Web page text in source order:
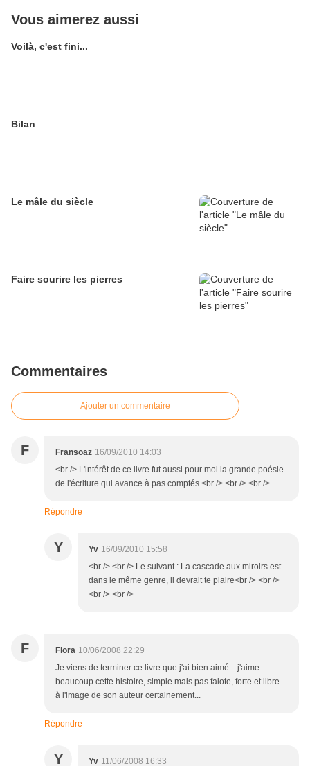
Vous aimerez aussi
Voilà, c'est fini...
Bilan
Le mâle du siècle
Faire sourire les pierres
Commentaires
Ajouter un commentaire
F Fransoaz 16/09/2010 14:03
<br /> L'intérêt de ce livre fut aussi pour moi la grande poésie
de l'écriture qui avance à pas comptés.<br /> <br /> <br />
Répondre
Y Yv 16/09/2010 15:58
<br /> <br /> Le suivant : La cascade aux miroirs est
dans le même genre, il devrait te plaire<br /> <br />
<br /> <br />
F Flora 10/06/2008 22:29
Je viens de terminer ce livre que j'ai bien aimé... j'aime
beaucoup cette histoire, simple mais pas falote, forte et libre...
à l'image de son auteur certainement...
Répondre
Y Yv 11/06/2008 16:33